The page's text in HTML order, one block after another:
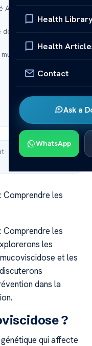
Health
Health
Contact
Ask a
WhatsApp
dans la
de la
et à
·
Comprendre les
Comprendre les
les
et les
dans la
?
qui affecte